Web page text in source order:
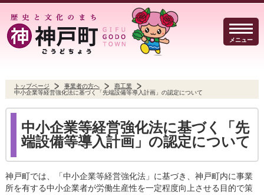
メニュー
暮らしのガイド
事業者の方へ 行政 よくある質問
トップページ 事業者の方へ
商工業
中小企業等経営強化法に基づく「先端設備等導入計画」の認定について
中小企業等経営強化法に基づく「先
端設備等導入計画」の認定について
神戸町では、「中小企業等経営強化法」に基づき、神戸町内に事業
所を有する中小企業者が労働生産性を一定程度向上させる目的で策